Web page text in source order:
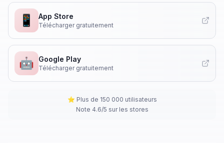
📱 App Store
Télécharger gratuitement
🤖 Google Play
Télécharger gratuitement
⭐ Plus de 150 000 utilisateurs
Note 4.6/5 sur les stores